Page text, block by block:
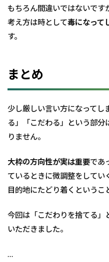
もちろん間違いではないです
考え方は時として毒になって
す。
まとめ
少し厳しい言い方になってし
る」「こだわる」という部分
りません。
大枠の方向性が実は重要であ
ているときに微調整をしてい
目的地にたどり着くというこ
今回は「こだわりを捨てる」
いただきました。
…